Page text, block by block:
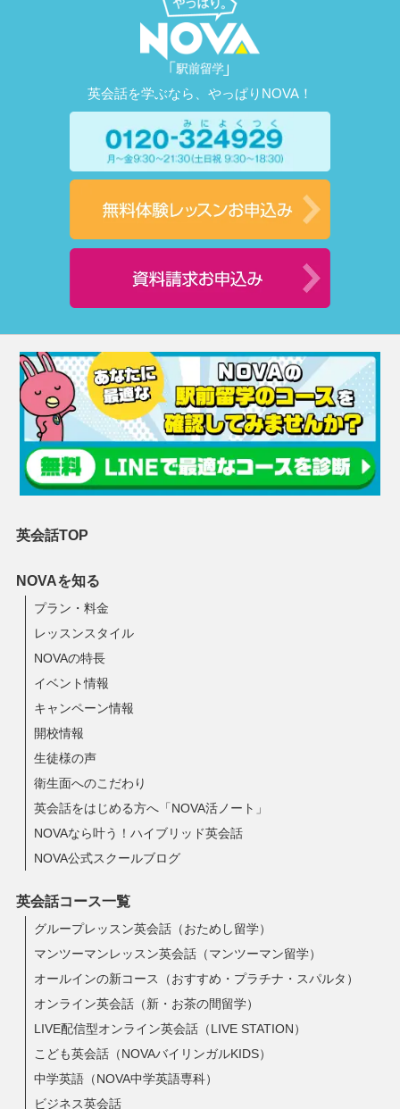
英会話を学ぶなら、やっぱりNOVA！
英会話TOP
NOVAを知る
プラン・料金
レッスンスタイル
NOVAの特長
イベント情報
キャンペーン情報
開校情報
生徒様の声
衛生面へのこだわり
英会話をはじめる方へ「NOVA活ノート」
NOVAなら叶う！ハイブリッド英会話
NOVA公式スクールブログ
英会話コース一覧
グループレッスン英会話（おためし留学）
マンツーマンレッスン英会話（マンツーマン留学）
オールインの新コース（おすすめ・プラチナ・スパルタ）
オンライン英会話（新・お茶の間留学）
LIVE配信型オンライン英会話（LIVE STATION）
こども英会話（NOVAバイリンガルKIDS）
中学英語（NOVA中学英語専科）
ビジネス英会話